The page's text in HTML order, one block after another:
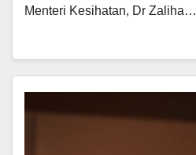
Menteri Kesihatan, Dr Zaliha…